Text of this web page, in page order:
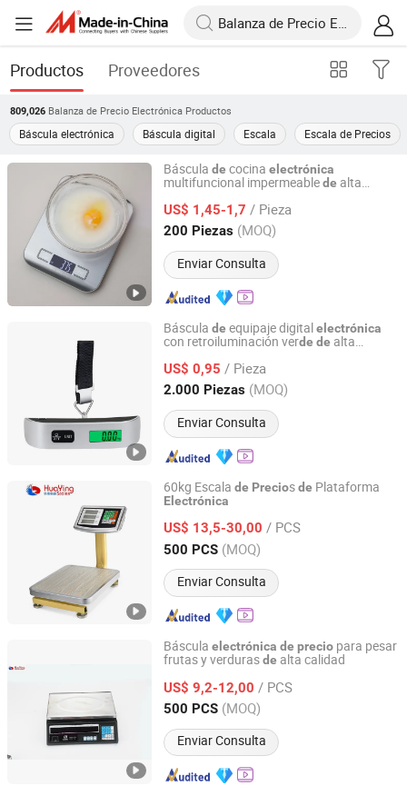
Productos Proveedores
809,026 Balanza de Precio Electrónica Productos
Báscula electrónica Báscula digital Escala Escala de Precios
Báscula de cocina electrónica
multifuncional impermeablede alta
US$ 1,45-1,7 / Pieza
200 Piezas (MOQ)
Enviar Consulta
Wuyi Center Technology Co., Ltd.
Zhejiang, China Desde 2010
Báscula de equipaje digitalelectrónica
con retroiluminación verde de alta
US$ 0,95 / Pieza
2.000 Piezas (MOQ)
Enviar Consulta
Wuyi Center Technology Co., Ltd.
Zhejiang, China Desde 2010
60kg Escala de Preciosde Plataforma
Electrónica
US$ 13,5-30,00 / PCS
500 PCS (MOQ)
Enviar Consulta
Yongkang Huaying Weighing Apparatus Co., Ltd.
Zhejiang, China Desde 2007
Báscula electrónica de precio para pesar
frutas y verdurasde alta calidad
US$ 9,2-12,00 / PCS
500 PCS (MOQ)
Enviar Consulta
Yongkang Huaying Weighing Apparatus Co., Ltd.
Zhejiang, China Desde 2007